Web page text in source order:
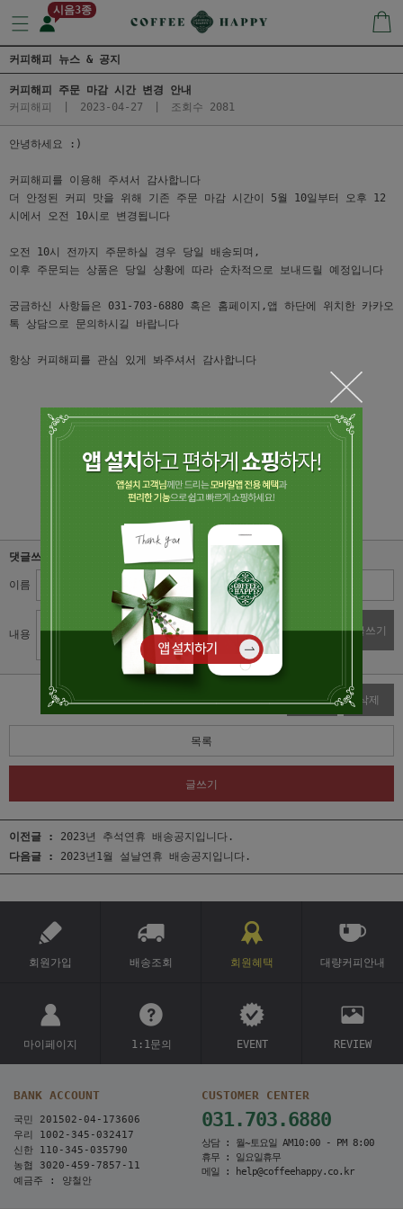
시음3종
커피해피 뉴스 & 공지
커피해피 주문 마감 시간 변경 안내
커피해피
2023-04-27 조회수 2081
안녕하세요 :)
커피해피를 이용해 주셔서 감사합니다
더 안정된 커피 맛을 위해 기존 주문 마감 시간이 5월 10일부터 오후 12
시에서 오전 10시로 변경됩니다
오전 10시 전까지 주문하실 경우 당일 배송되며,
이후 주문되는 상품은 당일 상황에 따라 순차적으로 보내드릴 예정입니다
궁금하신 사항들은 031-703-6880 혹은 홈페이지,앱 하단에 위치한 카카오
톡 상담으로 문의하시길 바랍니다
항상 커피해피를 관심 있게 봐주셔서 감사합니다
댓글쓰기
이름 비밀번호
내용 댓글쓰기
수정 삭제
목록
글쓰기
이전글 :
2023년 추석연휴 배송공지입니다.
다음글 :
2023년1월 설날연휴 배송공지입니다.
회원가입 배송조회 회원혜택 대량커피안내
마이페이지 1:1문의 EVENT REVIEW
BANK ACCOUNT
국민 201502-04-173606
우리 1002-345-032417
신한 110-345-035790
농협 3020-459-7857-11
예금주 : 양철안
CUSTOMER CENTER
031.703.6880
상담 : 월~토요일 AM10:00 - PM 8:00
휴무 : 일요일휴무
메일 : help@coffeehappy.co.kr